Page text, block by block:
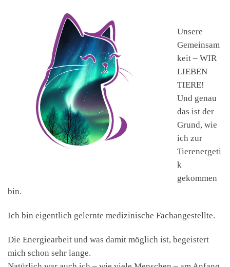
Unsere
Gemeinsam
keit – WIR
LIEBEN
TIERE!
Und genau
das ist der
Grund, wie
ich zur
Tierenergeti
k
gekommen
bin.
Ich bin eigentlich gelernte medizinische Fachangestellte.
Die Energiearbeit und was damit möglich ist, begeistert
mich schon sehr lange.